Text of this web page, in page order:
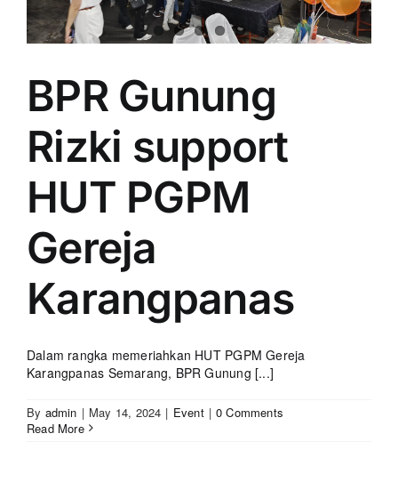
BPR Gunung
Rizki support
HUT PGPM
Gereja
Karangpanas
Dalam rangka memeriahkan HUT PGPM Gereja
Karangpanas Semarang, BPR Gunung [...]
By admin | May 14, 2024 | Event | 0 Comments
Read More